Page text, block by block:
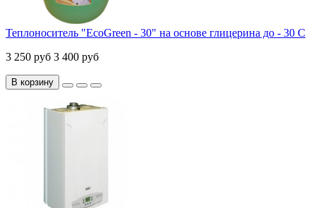
Теплоноситель "EcoGreen - 30" на основе глицерина до - 30 С
3 250 руб 3 400 руб
В корзину